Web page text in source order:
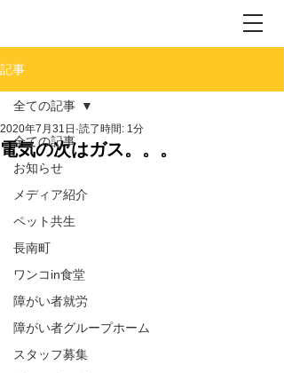
記事
全ての記事
お知らせ
メディア紹介
ペット共生
長南町
ワンコin食堂
障がい者就労
障がい者グループホーム
スタッフ募集
全ての記事
電気の次はガス。。。
2020年7月31日 読了時間: 1分